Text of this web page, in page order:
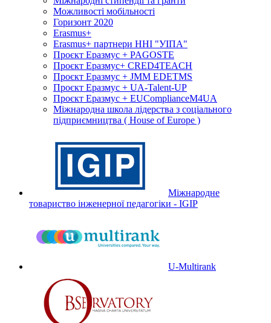
Можливості мобільності
Горизонт 2020
Erasmus+
Erasmus+ партнери ННІ "УІПА"
Проєкт Еразмус + PAGOSTE
Проєкт Еразмус+ CRED4TEACH
Проєкт Еразмус + JMM EDETMS
Проєкт Еразмус + UA-Talent-UP
Проєкт Еразмус + EUComplianceM4UA
Міжнародна школа лідерства з соціального
підприємництва ( House of Europe )
Міжнародне
товариство інженерної педагогіки - IGIP
U-Multirank